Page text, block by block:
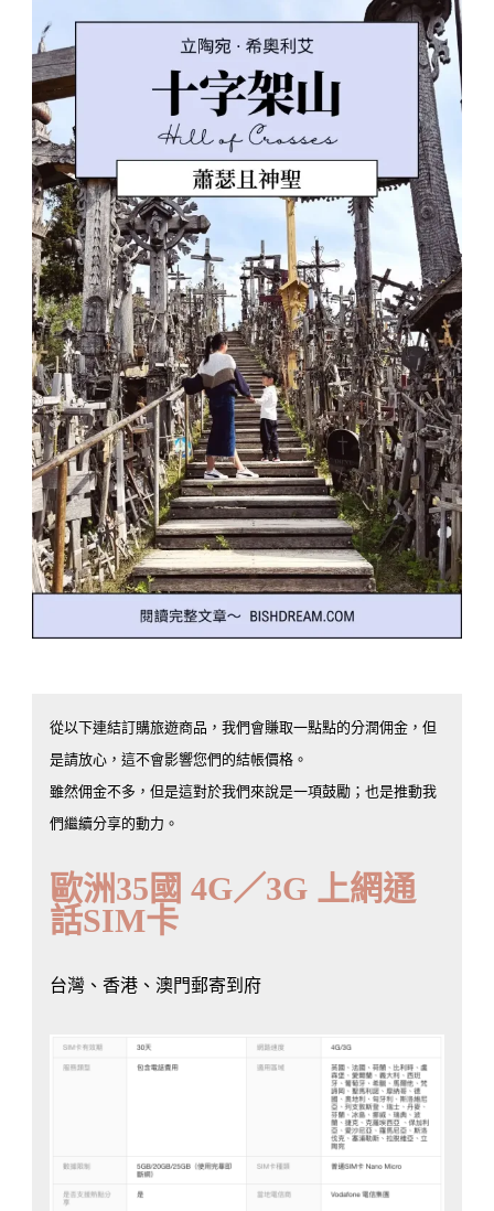
從以下連結訂購旅遊商品，我們會賺取一點點的分潤佣金，但
是請放心，這不會影響您們的結帳價格。
雖然佣金不多，但是這對於我們來說是一項鼓勵；也是推動我
們繼續分享的動力。
歐洲35國 4G／3G 上網通
話SIM卡
台灣、香港、澳門郵寄到府